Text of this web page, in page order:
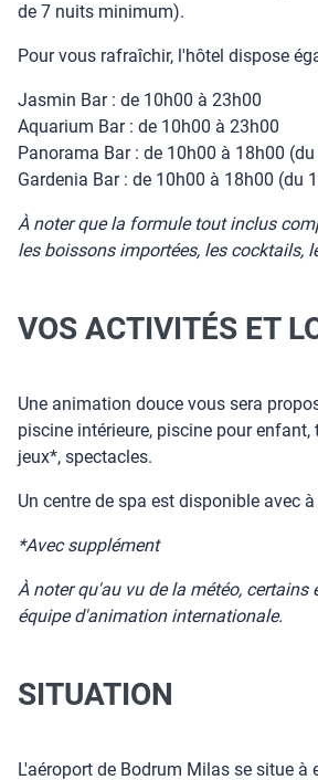
de 7 nuits minimum).
Pour vous rafraîchir, l'hôtel dispose
Jasmin Bar : de 10h00 à 23h00
Aquarium Bar : de 10h00 à 23h00
Panorama Bar : de 10h00 à 18h00
Gardenia Bar : de 10h00 à 18h00 (du
À noter que la formule tout inclus
les boissons importées, les cocktails,
VOS ACTIVITÉS ET
Une animation douce vous sera
piscine intérieure, piscine pour
jeux*, spectacles.
Un centre de spa est disponible avec
*Avec supplément
À noter qu'au vu de la météo,
équipe d'animation internationale.
SITUATION
L'aéroport de Bodrum Milas se situe